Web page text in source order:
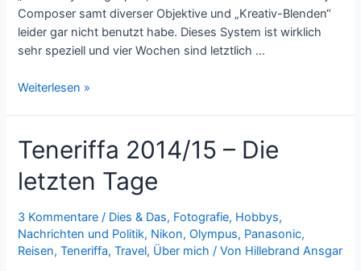
Composer samt diverser Objektive und „Kreativ-Blenden“
leider gar nicht benutzt habe. Dieses System ist wirklich
sehr speziell und vier Wochen sind letztlich …
Mein
Weiterlesen »
Teneriffa 2014/15 – Die
letzten Tage
3 Kommentare / Dies & Das, Fotografie, Hobbys,
Nachrichten und Politik, Nikon,Olympus, Panasonic,
Reisen,Teneriffa,Travel, Über mich / Von Hillebrand Ansgar